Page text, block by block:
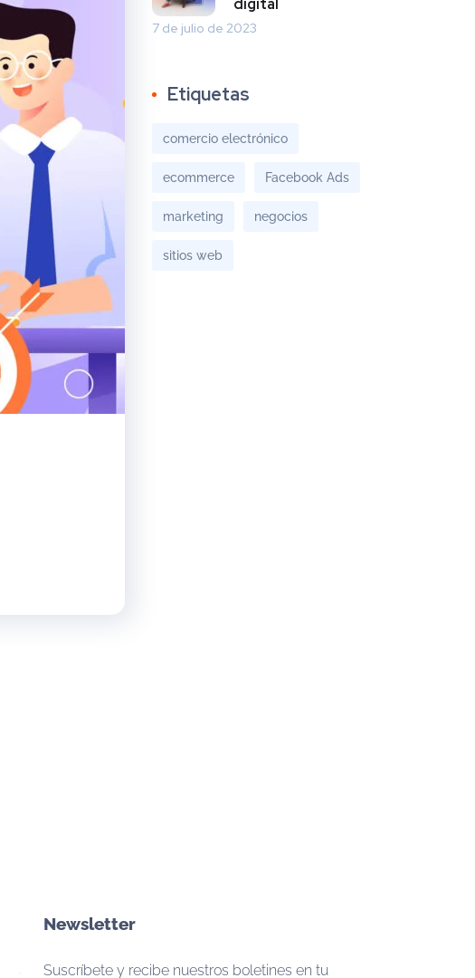
digital
7 de julio de 2023
Etiquetas
comercio electrónico
ecommerce Facebook Ads
marketing negocios
sitios web
Newsletter
Suscríbete y recibe nuestros boletines en tu